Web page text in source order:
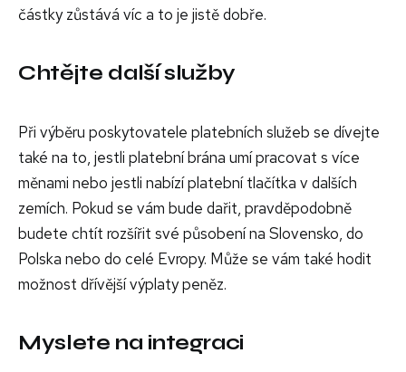
částky zůstává víc a to je jistě dobře.
Chtějte další služby
Při výběru poskytovatele platebních služeb se dívejte
také na to, jestli platební brána umí pracovat s více
měnami nebo jestli nabízí platební tlačítka v dalších
zemích. Pokud se vám bude dařit, pravděpodobně
budete chtít rozšířit své působení na Slovensko, do
Polska nebo do celé Evropy. Může se vám také hodit
možnost dřívější výplaty peněz.
Myslete na integraci